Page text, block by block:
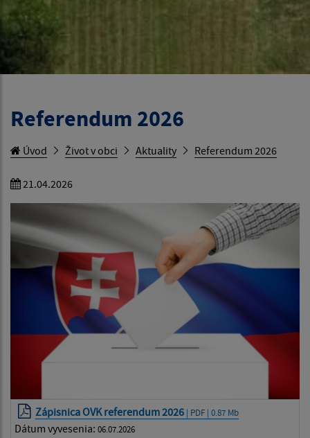
Referendum 2026
Úvod Život v obci Aktuality Referendum 2026
21.04.2026
Zápisnica OVK referendum 2026 | PDF | 0.87 Mb
Dátum vyvesenia: 06.07.2026